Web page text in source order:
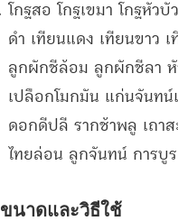
โกฐสอ โกฐเขมา โกฐหัว
ดำ เทียนแดง เทียนขาว
ลูกผักชีล้อม ลูกผักชีลา หั
เปลือกโมกมัน แก่นจันท
ดอกดีปลี รากช้าพลู เถา
ไทยล่อน ลูกจันทน์ การบู
ขนาดและวิธีใช้